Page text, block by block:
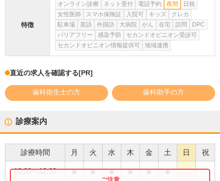
特徴
オンライン診療 ネット受付 電話予約 夜間
日祝
女性医師
スマホ保険証 入院可 キッズ
クレカ
駐車場
英語 外国語 大病院 がん 在宅 訪問
DPC
バリアフリー
感染予防
セカンドオピニオン受診可
セカンドオピニオン情報提供可
地域連携
直近の求人を確認する[PR]
歯科衛生士の方 歯科助手の方
診療案内
診療時間 月 火 水 木 金 土 日 祝
10:00〜12:30 ● ● ● ● ● ●